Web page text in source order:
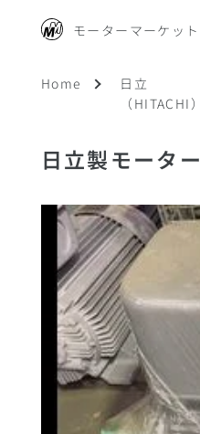
モーターマーケット
Home
日立
（HITACHI）
日立製モーター